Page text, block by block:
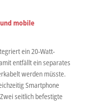
mobile
ein 20-Watt-
entfällt ein separates
werden müsste.
Smartphone
seitlich befestigte